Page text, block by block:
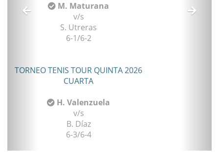
M. Maturana
v/s
S. Utreras
6-1/6-2
TORNEO TENIS TOUR QUINTA 2026
CUARTA
H. Valenzuela
v/s
B. Díaz
6-3/6-4